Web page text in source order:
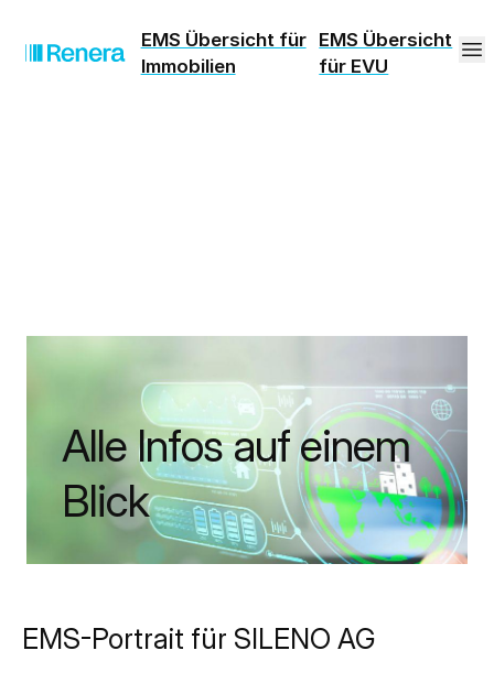
EMS Übersicht für
Immobilien
EMS Übersicht
für EVU
Alle Infos auf einem
Blick
EMS-Portrait für SILENO AG